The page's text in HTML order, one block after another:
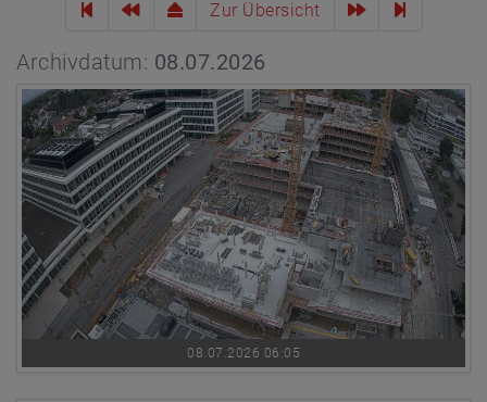
Zur Übersicht
Archivdatum: 08.07.2026
08.07.2026 06:05